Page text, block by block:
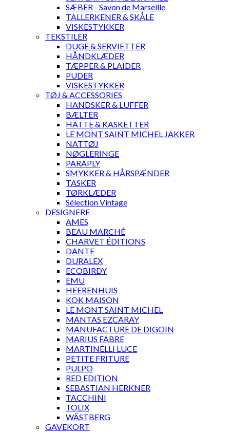
SÆBER - Savon de Marseille
TALLERKENER & SKÅLE
VISKESTYKKER
TEKSTILER
DUGE & SERVIETTER
HÅNDKLÆDER
TÆPPER & PLAIDER
PUDER
VISKESTYKKER
TØJ & ACCESSORIES
HANDSKER & LUFFER
BÆLTER
HATTE & KASKETTER
LE MONT SAINT MICHEL JAKKER
NATTØJ
NØGLERINGE
PARAPLY
SMYKKER & HÅRSPÆNDER
TASKER
TØRKLÆDER
Sélection Vintage
DESIGNERE
AMES
BEAU MARCHÉ
CHARVET ÉDITIONS
DANTE
DURALEX
ECOBIRDY
EMU
HEERENHUIS
KOK MAISON
LE MONT SAINT MICHEL
MANTAS EZCARAY
MANUFACTURE DE DIGOIN
MARIUS FABRE
MARTINELLI LUCE
PETITE FRITURE
PULPO
RED EDITION
SEBASTIAN HERKNER
TACCHINI
TOLIX
WÄSTBERG
GAVEKORT